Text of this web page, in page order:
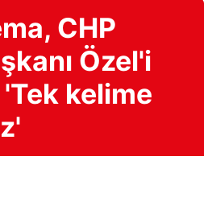
CHP
Özel'i
kelime